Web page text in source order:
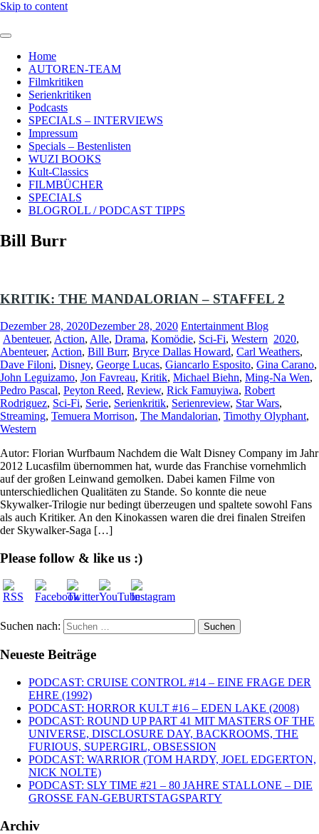
Skip to content
Home
AUTOREN-TEAM
Filmkritiken
Serienkritiken
Podcasts
SPECIALS – INTERVIEWS
Impressum
Specials – Bestenlisten
WUZI BOOKS
Kult-Classics
FILMBÜCHER
SPECIALS
BLOGROLL / PODCAST TIPPS
Bill Burr
KRITIK: THE MANDALORIAN – STAFFEL 2
Dezember 28, 2020Dezember 28, 2020 Entertainment Blog
Abenteuer, Action, Alle, Drama, Komödie, Sci-Fi, Western 2020,
Abenteuer, Action, Bill Burr, Bryce Dallas Howard, Carl Weathers,
Dave Filoni, Disney, George Lucas, Giancarlo Esposito, Gina Carano,
John Leguizamo, Jon Favreau, Kritik, Michael Biehn, Ming-Na Wen,
Pedro Pascal, Peyton Reed, Review, Rick Famuyiwa, Robert
Rodriguez, Sci-Fi, Serie, Serienkritik, Serienreview, Star Wars,
Streaming, Temuera Morrison, The Mandalorian, Timothy Olyphant,
Western
Autor: Florian Wurfbaum Nachdem die Walt Disney Company im Jahr
2012 Lucasfilm übernommen hat, wurde das Franchise vornehmlich
auf der großen Leinwand gemolken. Dabei kamen Filme von
unterschiedlichen Qualitäten zu Stande. So konnte die neue
Skywalker-Trilogie nur bedingt überzeugen und spaltete sowohl Fans
als auch Kritiker. An den Kinokassen waren die drei finalen Streifen
der Skywalker-Saga […]
Please follow & like us :)
Suchen nach:
Neueste Beiträge
PODCAST: CRUISE CONTROL #14 – EINE FRAGE DER
EHRE (1992)
PODCAST: HORROR KULT #16 – EDEN LAKE (2008)
PODCAST: ROUND UP PART 41 MIT MASTERS OF THE
UNIVERSE, DISCLOSURE DAY, BACKROOMS, THE
FURIOUS, SUPERGIRL, OBSESSION
PODCAST: WARRIOR (TOM HARDY, JOEL EDGERTON,
NICK NOLTE)
PODCAST: SLY TIME #21 – 80 JAHRE STALLONE – DIE
GROSSE FAN-GEBURTSTAGSPARTY
Archiv